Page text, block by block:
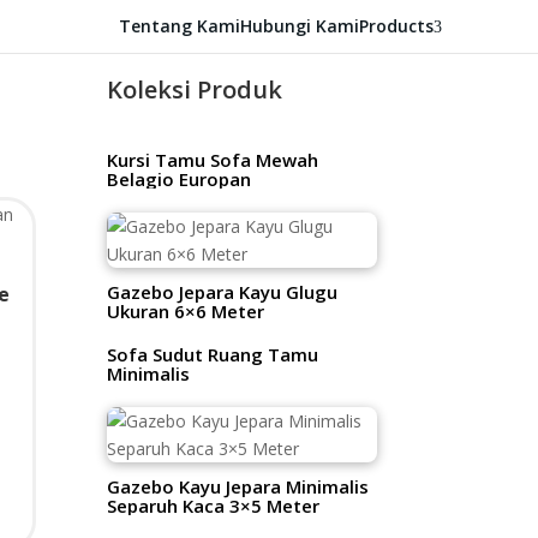
Tentang KamiHubungi KamiProducts3
Koleksi Produk
Kursi Tamu Sofa Mewah
Belagio Europan
Gazebo Jepara Kayu Glugu
Ukuran 6×6 Meter
Sofa Sudut Ruang Tamu
Minimalis
Gazebo Kayu Jepara Minimalis
Separuh Kaca 3×5 Meter